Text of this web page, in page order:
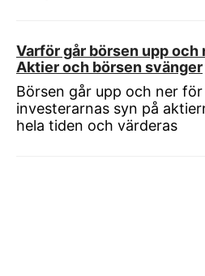
Varför går börsen upp och
Aktier och börsen svänger
Börsen går upp och ner
investerarnas syn på
hela tiden och värderas